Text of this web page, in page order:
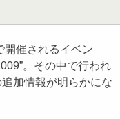
催されるイベン
。その中で行われ
加情報が明らかにな